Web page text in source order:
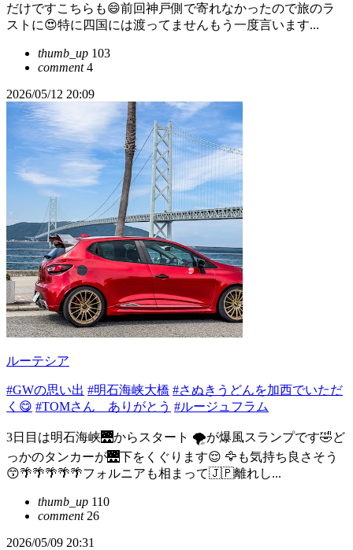
だけですこちらも😄前回神戸側で寄れなかったので旅のラ
ストに😍特に四国には渡ってませんもう一度言います...
thumb_up 103
comment4
2026/05/12 20:09
ルーテシア
#GWの思い出 #明石海峡大橋 #さぬきうどんを加西でいただ
く😋 #TOMさん ありがとう #ルージュフラム
3日目は明石海峡🌉からスタート 🌪️が爆風スランプです🤣ど
っかのタンカーが🌉下をくぐります😌 🦅も気持ち良さそう
😙🌴🌴🌴🌴🌴フォルニアも相まって🇯🇵離れし...
thumb_up 110
comment26
2026/05/09 20:31